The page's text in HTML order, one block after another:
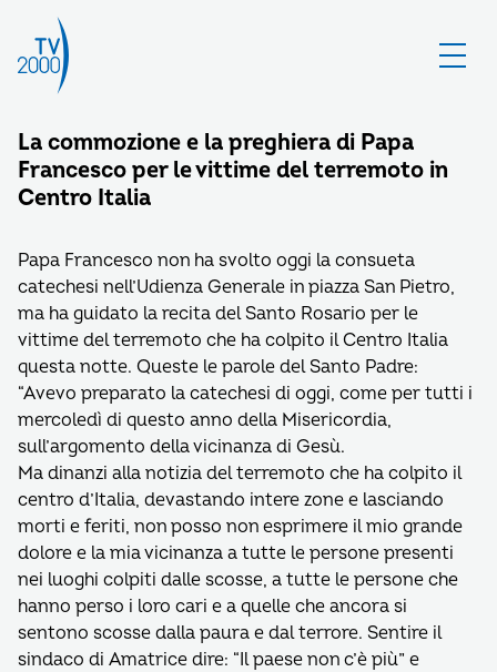
La commozione e la preghiera di Papa
Francesco per le vittime del terremoto in
Centro Italia
Papa Francesco non ha svolto oggi la consueta
catechesi nell’Udienza Generale in piazza San Pietro,
ma ha guidato la recita del Santo Rosario per le
vittime del terremoto che ha colpito il Centro Italia
questa notte. Queste le parole del Santo Padre:
“Avevo preparato la catechesi di oggi, come per tutti i
mercoledì di questo anno della Misericordia,
sull’argomento della vicinanza di Gesù.
Ma dinanzi alla notizia del terremoto che ha colpito il
centro d’Italia, devastando intere zone e lasciando
morti e feriti, non posso non esprimere il mio grande
dolore e la mia vicinanza a tutte le persone presenti
nei luoghi colpiti dalle scosse, a tutte le persone che
hanno perso i loro cari e a quelle che ancora si
sentono scosse dalla paura e dal terrore. Sentire il
sindaco di Amatrice dire: “Il paese non c’è più” e